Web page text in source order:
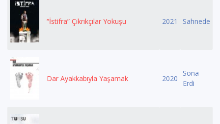
“İstifra” Çıkrıkçılar Yokuşu 2021 Sahnede
Dar Ayakkabıyla Yaşamak 2020
Sona
Erdi